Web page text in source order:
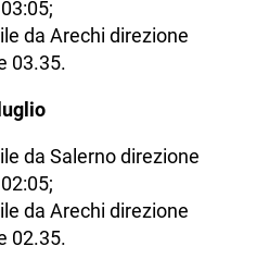
da Arechi direzione
03.35.
da Salerno direzione
da Arechi direzione
02.35.